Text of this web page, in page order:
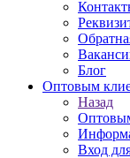
Блог
Оптовым
Назад
Вход